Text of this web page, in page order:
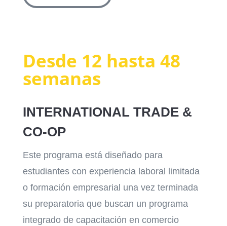
Desde 12 hasta 48
semanas
INTERNATIONAL TRADE &
CO-OP
Este programa está diseñado para
estudiantes con experiencia laboral limitada
o formación empresarial una vez terminada
su preparatoria que buscan un programa
integrado de capacitación en comercio